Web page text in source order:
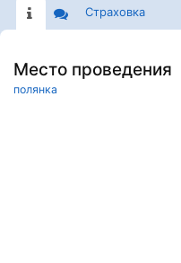
Страховка
Место проведения
полянка